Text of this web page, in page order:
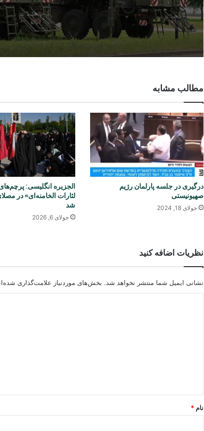
مطالب مشابه
درگیری در جلسه پارلمان رژیم
صهیونیستی
جولای 18, 2024
الجزیره انگلیسی:
لثارات الخامنه‌ای» در
شد
جولای 6, 2026
نظریات اضافه کنید
نشانی ایمیل شما منتشر نخواهد شد. بخش‌های موردنیاز علامت‌گذاری
نام *